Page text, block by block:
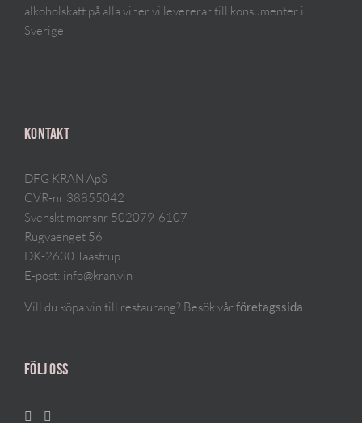
alkoholskatt på alla viner vi levererar till konsumenter i
Sverige.
KONTAKT
DFG KRAN ApS
CVR-nr 38855042
Svenskt momsnr 502079-6107
Rugvaenget 56
DK-2630 Taastrup
E-post: info@kran.vin
Vill du köpa vin till restaurang? Besök vårföretagssida
FÖLJ OSS